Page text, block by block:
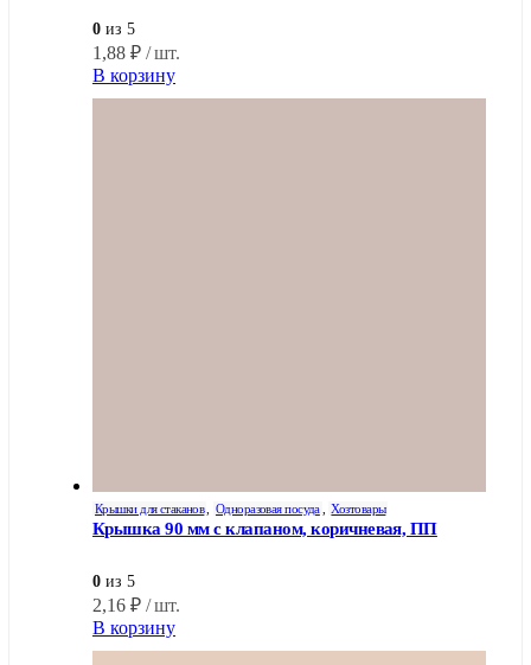
0 из 5
1,88 ₽ / шт.
В корзину
Крышки для стаканов Одноразовая посуда Хозтовары
Крышка 90 мм с клапаном, коричневая, ПП
0 из 5
2,16 ₽ / шт.
В корзину